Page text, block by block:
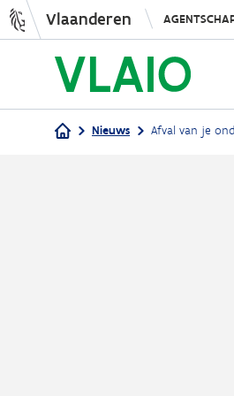
Vlaanderen
Nieuws Afval van je